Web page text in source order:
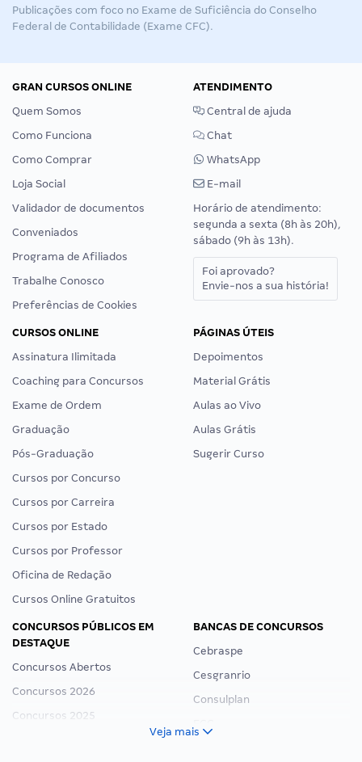
Publicações com foco no Exame de Suficiência do Conselho
Federal de Contabilidade (Exame CFC).
GRAN CURSOS ONLINE
Quem Somos
Como Funciona
Como Comprar
Loja Social
Validador de documentos
Conveniados
Programa de Afiliados
Trabalhe Conosco
Preferências de Cookies
ATENDIMENTO
Central de ajuda
Chat
WhatsApp
E-mail
Horário de atendimento:
segunda a sexta (8h às 20h),
sábado (9h às 13h).
Foi aprovado?
Envie-nos a sua história!
CURSOS ONLINE
Assinatura Ilimitada
Coaching para Concursos
Exame de Ordem
Graduação
Pós-Graduação
Cursos por Concurso
Cursos por Carreira
Cursos por Estado
Cursos por Professor
Oficina de Redação
Cursos Online Gratuitos
PÁGINAS ÚTEIS
Depoimentos
Material Grátis
Aulas ao Vivo
Aulas Grátis
Sugerir Curso
CONCURSOS PÚBLICOS EM
DESTAQUE
Concursos Abertos
Concursos 2026
Concursos 2025
BANCAS DE CONCURSOS
Cebraspe
Cesgranrio
Consulplan
Veja mais